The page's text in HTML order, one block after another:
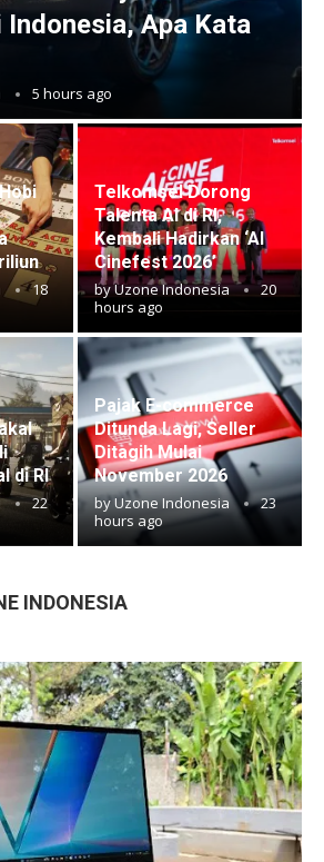
Indonesia, Apa Kata
5 hours ago
18
Telkomsel Dorong
Talenta AI di RI,
Kembali Hadirkan ‘AI
Cinefest 2026’
byUzone Indonesia
20
hours ago
di RI
22
Pajak E-commerce
Ditunda Lagi, Seller
Ditagih Mulai
November 2026
byUzone Indonesia
23
hours ago
INDONESIA